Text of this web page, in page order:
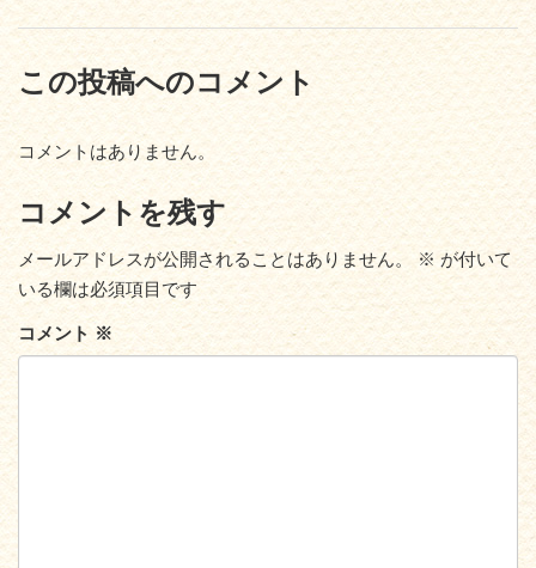
この投稿へのコメント
コメントはありません。
コメントを残す
メールアドレスが公開されることはありません。 ※ が付いて
いる欄は必須項目です
コメント ※